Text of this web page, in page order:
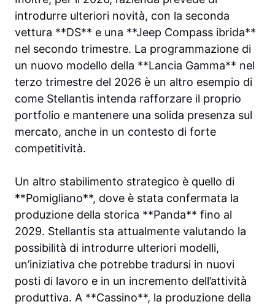
introdurre ulteriori novità, con la seconda
vettura **DS** e una **Jeep Compass ibrida**
nel secondo trimestre. La programmazione di
un nuovo modello della **Lancia Gamma** nel
terzo trimestre del 2026 è un altro esempio di
come Stellantis intenda rafforzare il proprio
portfolio e mantenere una solida presenza sul
mercato, anche in un contesto di forte
competitività.
Un altro stabilimento strategico è quello di
**Pomigliano**, dove è stata confermata la
produzione della storica **Panda** fino al
2029. Stellantis sta attualmente valutando la
possibilità di introdurre ulteriori modelli,
un’iniziativa che potrebbe tradursi in nuovi
posti di lavoro e in un incremento dell’attività
produttiva. A **Cassino**, la produzione della